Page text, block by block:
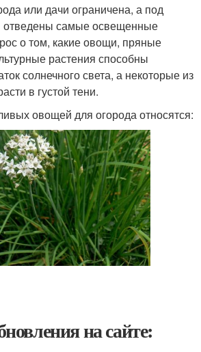
или дачи ограничена, а под
отведены самые освещенные
о том, какие овощи, пряные
растения способны
солнечного света, а некоторые из
в густой тени.
овощей для огорода относятся:
на сайте: